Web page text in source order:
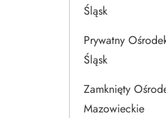
Śląsk
Prywatny
Śląsk
Zamknięty
Mazowieckie